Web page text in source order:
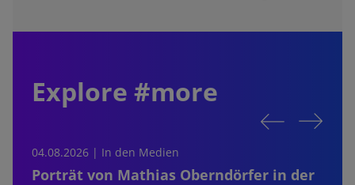
Explore #more
04.08.2026 | In den Medien
Porträt von Mathias Oberndörfer in der